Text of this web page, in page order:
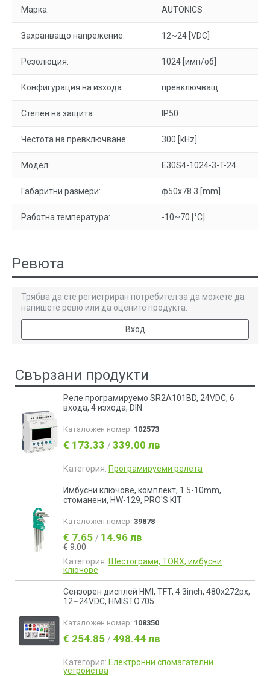
Марка: AUTONICS
Захранващо напрежение: 12~24 [VDC]
Резолюция: 1024 [имп/об]
Конфигурация на изхода: превключващ
Степен на защита: IP50
Честота на превключване: 300 [kHz]
Модел: E30S4-1024-3-T-24
Габаритни размери: ф50x78.3 [mm]
Работна температура: -10~70 [°C]
Ревюта
Трябва да сте регистриран потребител за да можете да
напишете ревю или да оцените продукта.
Вход
Свързани продукти
Реле програмируемо SR2A101BD, 24VDC, 6
входа, 4 изхода, DIN
Каталожен номер: 102573
€ 173.33 / 339.00 лв
Категория: Програмируеми релета
Имбусни ключове, комплект, 1.5-10mm,
стоманени, HW-129, PRO'S KIT
Каталожен номер: 39878
€ 7.65 / 14.96 лв
€ 9.00
Категория: Шестограми, TORX, имбусни
ключове
Сензорен дисплей HMI, TFT, 4.3inch, 480x272px,
12~24VDC, HMISTO705
Каталожен номер: 108350
€ 254.85 / 498.44 лв
Категория: Електронни спомагателни
устройства